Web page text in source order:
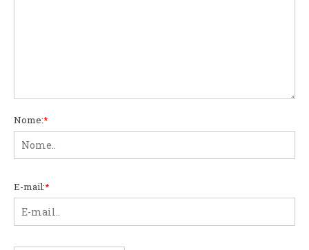
Nome:*
E-mail:*